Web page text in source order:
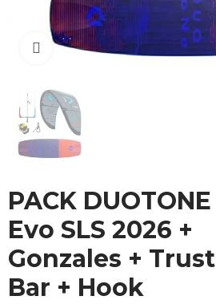
Cliquez pour agrandir
PACK DUOTONE
Evo SLS 2026 +
Gonzales + Trust
Bar + Hook